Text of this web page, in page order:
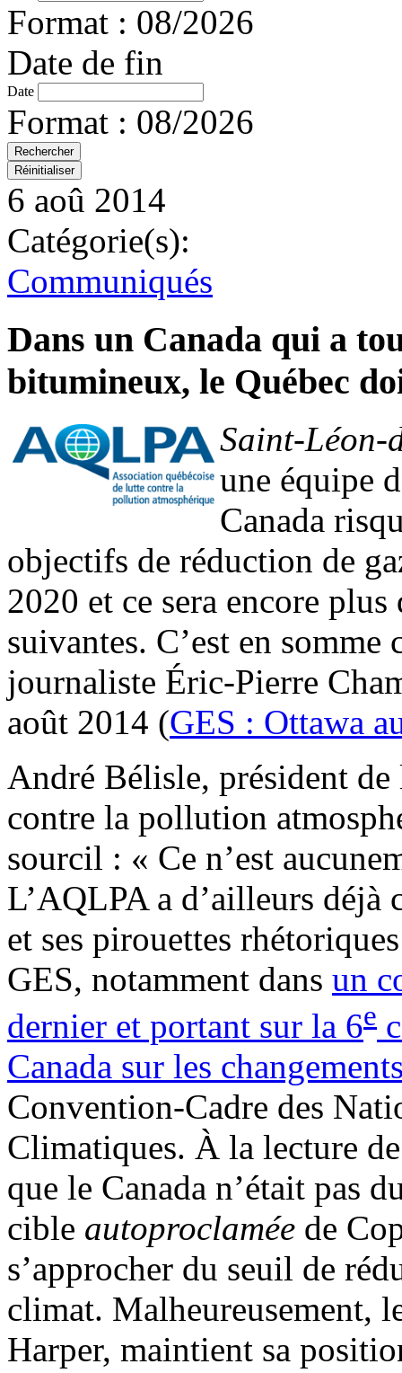
Format : 08/2026
Date de fin
Date
Format : 08/2026
6 aoû 2014
Catégorie(s):
Communiqués
Dans un Canada qui a
bitumineux, le Québec
Saint-Léon-
une équipe
Canada
objectifs de réduction de
2020 et ce sera encore
suivantes. C’est en
journaliste Éric-Pierre
août 2014 (GES : Ottawa
André Bélisle, président
contre la pollution
sourcil : « Ce n’est
L’AQLPA a d’ailleurs déjà
et ses pirouettes
GES, notamment dans un
dernier et portant sur la 6e
Canada sur les
Convention-Cadre des
Climatiques. À la lecture
que le Canada n’était pas
cible autoproclamée de
s’approcher du seuil de
climat. Malheureusement,
Harper, maintient sa